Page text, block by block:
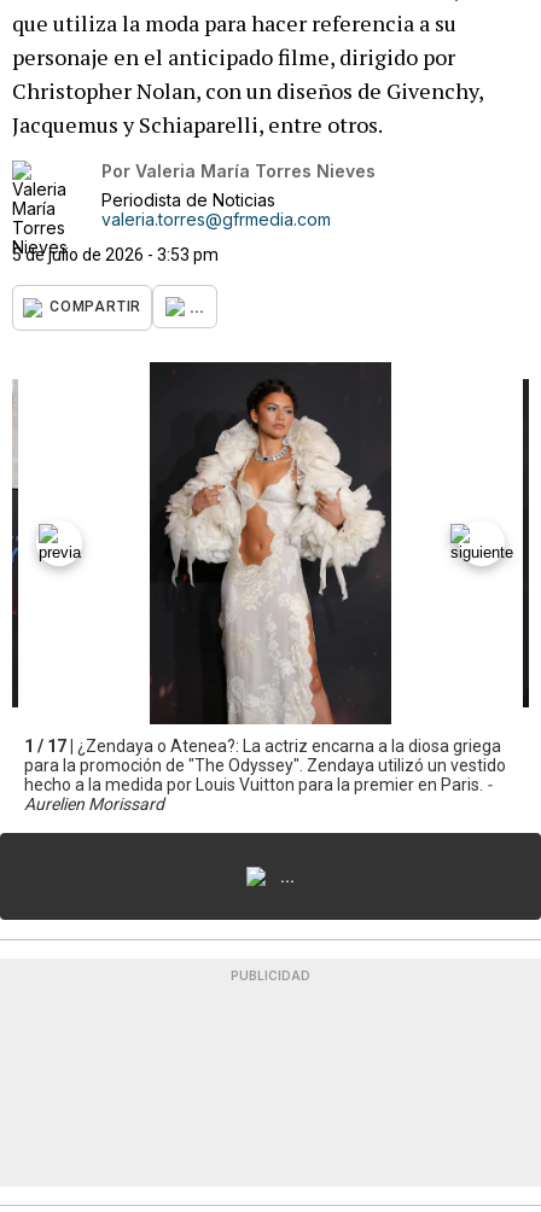
que utiliza la moda para hacer referencia a su
personaje en el anticipado filme, dirigido por
Christopher Nolan, con un diseños de Givenchy,
Jacquemus y Schiaparelli, entre otros.
Por Valeria María Torres Nieves
Periodista de Noticias
valeria.torres@gfrmedia.com
5 de julio de 2026 - 3:53 pm
COMPARTIR ...
1 / 17 | ¿Zendaya o Atenea?: La actriz encarna a la diosa griega
para la promoción de "The Odyssey". Zendaya utilizó un vestido
hecho a la medida por Louis Vuitton para la premier en Paris. -
Aurelien Morissard
...
PUBLICIDAD